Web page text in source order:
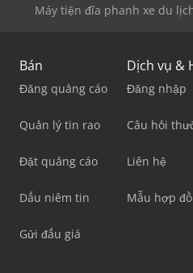
Máy tiện đĩa phanh xe du
Bán
Đăng quảng cáo
Quản lý tin rao
Đặt quảng cáo
Dấu niêm tin
Gửi đấu giá
Dịch vụ &
Đăng nhập
Câu hỏi
Liên hệ
Mẫu hợp